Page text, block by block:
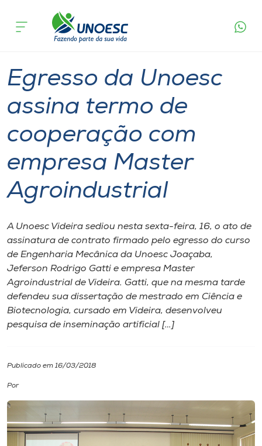
Cursos
Atendimento ao Estudante
Portal de Ensino
Internacionalização
I.nova
Diplomados
Biblioteca
acontece
Egresso da Unoesc
assina termo de
cooperação com
empresa Master
Agroindustrial
A Unoesc Videira sediou nesta sexta-feira​,​ 16, o ato de
assinatura de contrato firmado pelo egresso do curso
de Engenharia ​M​ecânica da Unoesc Joaçaba​,​
Jeferson Rodrigo Gatti e empresa Master
Agroindustrial de Videira. Gatti​,​ que na mesma tarde
defendeu sua dissertação de ​m​estrado em Ciência e
Biotecnologia​,​ cursado em Videira, desenvolveu
pesquisa de ​i​nseminação artificial […]
Publicado em 16/03/2018
Por